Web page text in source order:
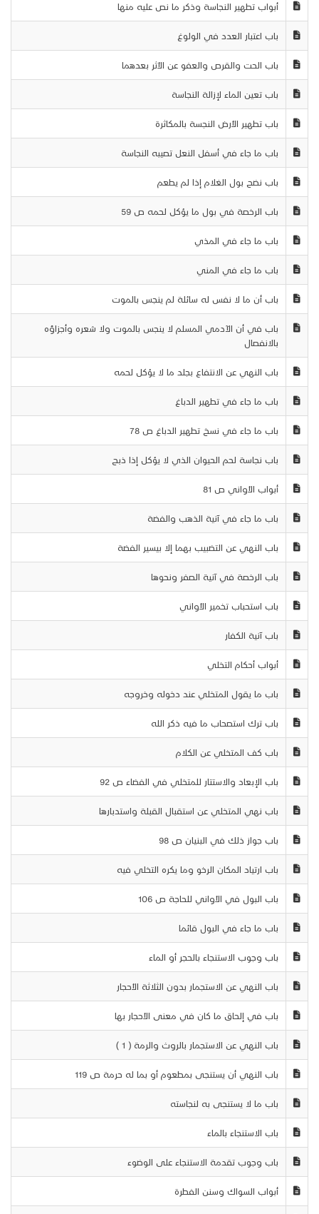
أبواب تطهير النجاسة وذكر ما نص عليه منها
باب اعتبار العدد في الولوغ
باب الحت والقرص والعفو عن الأثر بعدهما
باب تعين الماء لإزالة النجاسة
باب تطهير الأرض النجسة بالمكاثرة
باب ما جاء في أسفل النعل تصيبه النجاسة
باب نضح بول الغلام إذا لم يطعم
باب الرخصة في بول ما يؤكل لحمه ص 59
باب ما جاء في المذي
باب ما جاء في المني
باب أن ما لا نفس له سائلة لم ينجس بالموت
باب في أن الآدمي المسلم لا ينجس بالموت ولا شعره وأجزاؤه
بالانفصال
باب النهي عن الانتفاع بجلد ما لا يؤكل لحمه
باب ما جاء في تطهير الدباغ
باب ما جاء في نسخ تطهير الدباغ ص 78
باب نجاسة لحم الحيوان الذي لا يؤكل إذا ذبح
أبواب الأواني ص 81
باب ما جاء في آنية الذهب والفضة
باب النهي عن التضبيب بهما إلا بيسير الفضة
باب الرخصة في آنية الصفر ونحوها
باب استحباب تخمير الأواني
باب آنية الكفار
أبواب أحكام التخلي
باب ما يقول المتخلي عند دخوله وخروجه
باب ترك استصحاب ما فيه ذكر الله
باب كف المتخلي عن الكلام
باب الإبعاد والاستتار للمتخلي في الفضاء ص 92
باب نهي المتخلي عن استقبال القبلة واستدبارها
باب جواز ذلك في البنيان ص 98
باب ارتياد المكان الرخو وما يكره التخلي فيه
باب البول في الأواني للحاجة ص 106
باب ما جاء في البول قائما
باب وجوب الاستنجاء بالحجر أو الماء
باب النهي عن الاستجمار بدون الثلاثة الأحجار
باب في إلحاق ما كان في معنى الأحجار بها
باب النهي عن الاستجمار بالروث والرمة ( 1 )
باب النهي أن يستنجى بمطعوم أو بما له حرمة ص 119
باب ما لا يستنجى به لنجاسته
باب الاستنجاء بالماء
باب وجوب تقدمة الاستنجاء على الوضوء
أبواب السواك وسنن الفطرة